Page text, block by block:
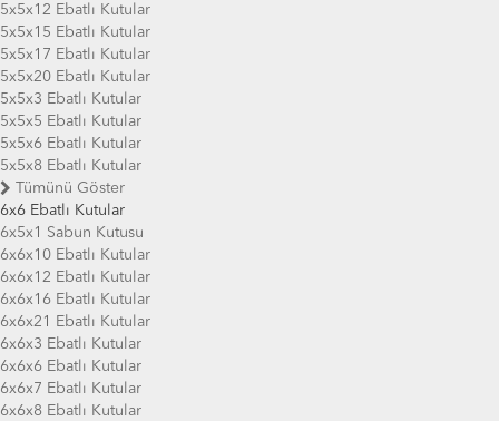
5x5x12 Ebatlı Kutular
5x5x15 Ebatlı Kutular
5x5x17 Ebatlı Kutular
5x5x20 Ebatlı Kutular
5x5x3 Ebatlı Kutular
5x5x5 Ebatlı Kutular
5x5x6 Ebatlı Kutular
5x5x8 Ebatlı Kutular
Tümünü Göster
6x6 Ebatlı Kutular
6x5x1 Sabun Kutusu
6x6x10 Ebatlı Kutular
6x6x12 Ebatlı Kutular
6x6x16 Ebatlı Kutular
6x6x21 Ebatlı Kutular
6x6x3 Ebatlı Kutular
6x6x6 Ebatlı Kutular
6x6x7 Ebatlı Kutular
6x6x8 Ebatlı Kutular